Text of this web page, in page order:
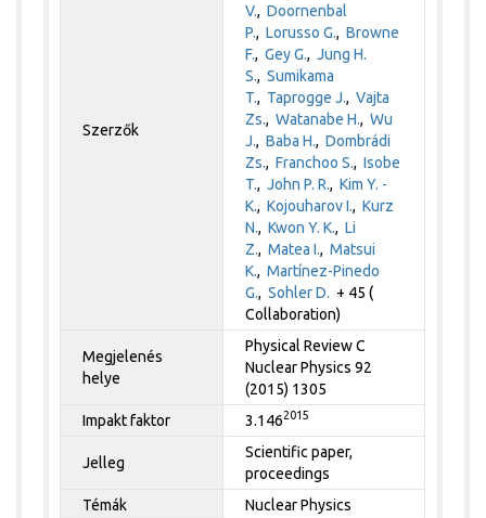
Szerzők
V.,Doornenbal
P.,Lorusso G.,Browne
F.,Gey G.,Jung H.
S.,Sumikama
T., Taprogge J.,Vajta
Zs.,Watanabe H.,Wu
J.,Baba H.,Dombrádi
Zs.,Franchoo S.,Isobe
T.,John P. R.,Kim Y. -
K.,Kojouharov I.,Kurz
N.,Kwon Y. K.,Li
Z.,Matea I.,Matsui
K.,Martínez-Pinedo
G.,Sohler D. + 45 (
Collaboration)
Megjelenés
helye
Physical Review C
Nuclear Physics 92
(2015) 1305
Impakt faktor
3.1462015
Jelleg
Scientific paper,
proceedings
Témák
Nuclear Physics